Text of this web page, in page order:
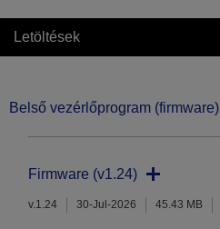
Letöltések
Belső vezérlőprogram (firmware)
Firmware (v1.24)
v.1.24 30-Jul-2026 45.43 MB